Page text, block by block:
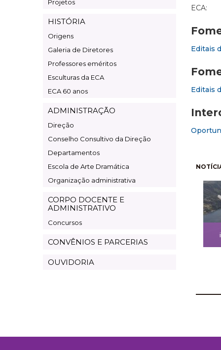
Projetos
HISTÓRIA
Origens
Galeria de Diretores
Professores eméritos
Esculturas da ECA
ECA 60 anos
ADMINISTRAÇÃO
Direção
Conselho Consultivo da Direção
Departamentos
Escola de Arte Dramática
Organização administrativa
CORPO DOCENTE E
ADMINISTRATIVO
Concursos
CONVÊNIOS E PARCERIAS
OUVIDORIA
ECA:
Editais
Editais